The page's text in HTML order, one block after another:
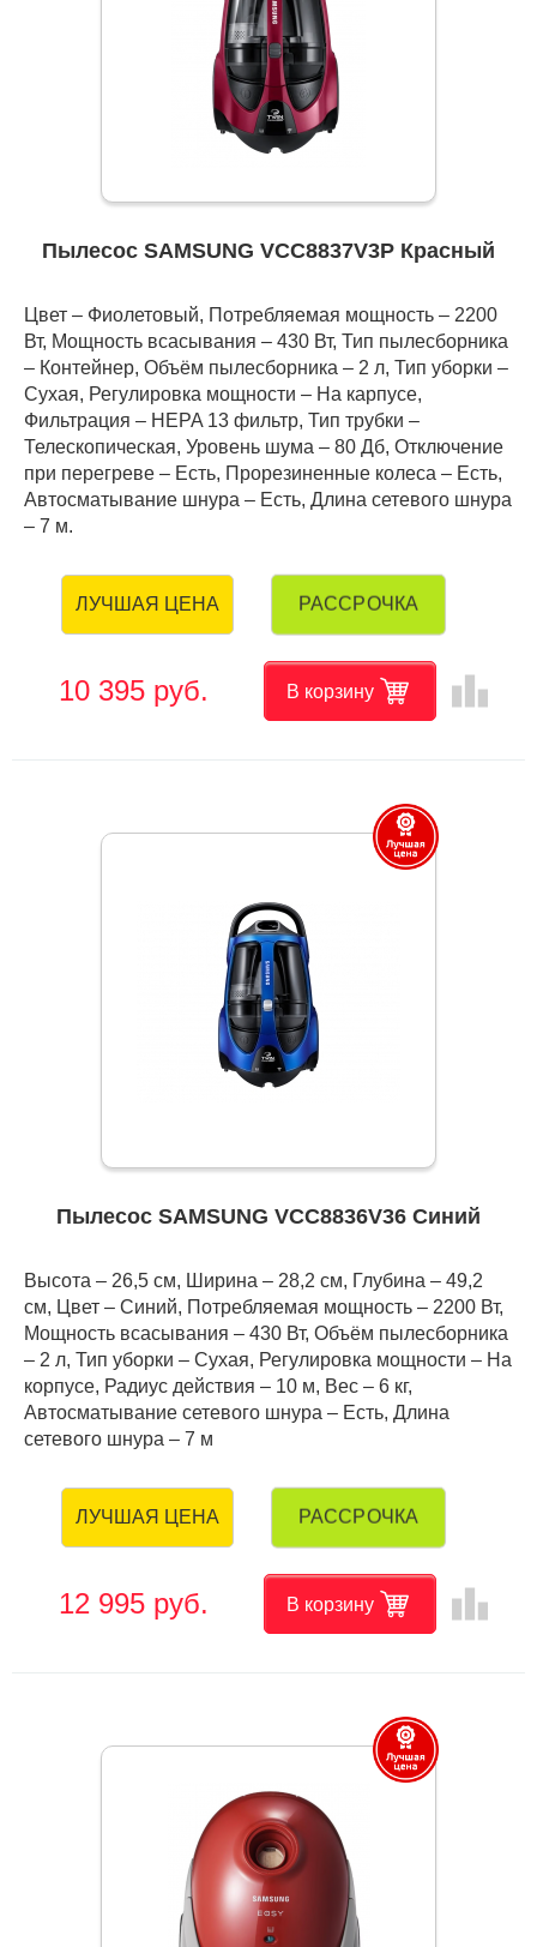
Пылесос SAMSUNG VCC8837V3P Красный
Цвет – Фиолетовый, Потребляемая мощность – 2200
Вт, Мощность всасывания – 430 Вт, Тип пылесборника
– Контейнер, Объём пылесборника – 2 л, Тип уборки –
Сухая, Регулировка мощности – На карпусе,
Фильтрация – HEPA 13 фильтр, Тип трубки –
Телескопическая, Уровень шума – 80 Дб, Отключение
при перегреве – Есть, Прорезиненные колеса – Есть,
Автосматывание шнура – Есть, Длина сетевого шнура
– 7 м.
ЛУЧШАЯ ЦЕНА РАССРОЧКА
10 395 руб. В корзину leaderboard
Пылесос SAMSUNG VCC8836V36 Синий
Высота – 26,5 см, Ширина – 28,2 см, Глубина – 49,2
см, Цвет – Синий, Потребляемая мощность – 2200 Вт,
Мощность всасывания – 430 Вт, Объём пылесборника
– 2 л, Тип уборки – Сухая, Регулировка мощности – На
корпусе, Радиус действия – 10 м, Вес – 6 кг,
Автосматывание сетевого шнура – Есть, Длина
сетевого шнура – 7 м
ЛУЧШАЯ ЦЕНА РАССРОЧКА
12 995 руб. В корзину leaderboard